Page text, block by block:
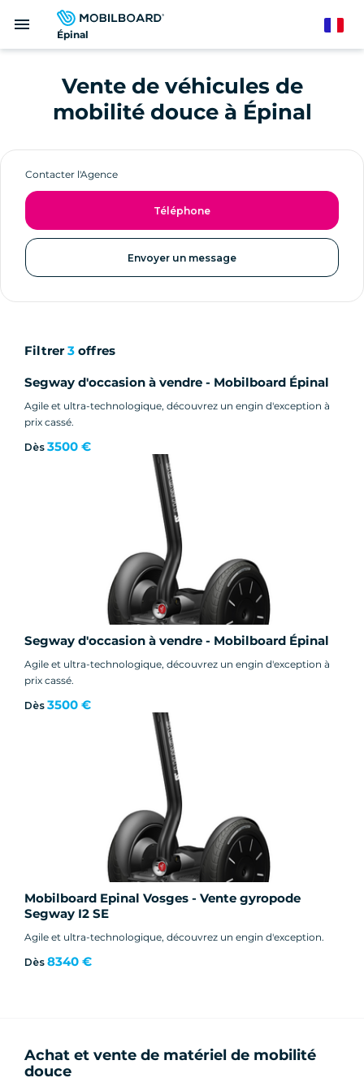
Épinal
menu
Vente de véhicules de
mobilité douce à Épinal
Contacter l'Agence
Téléphone
Envoyer un message
Filtrer3 offres
Segway d'occasion à vendre - Mobilboard Épinal
Agile et ultra-technologique, découvrez un engin d'exception à
prix cassé.
Dès 3500 €
Segway d'occasion à vendre - Mobilboard Épinal
Agile et ultra-technologique, découvrez un engin d'exception à
prix cassé.
Dès 3500 €
Mobilboard Epinal Vosges - Vente gyropode
Segway I2 SE
Agile et ultra-technologique, découvrez un engin d'exception.
Dès 8340 €
Achat et vente de matériel de mobilité
douce